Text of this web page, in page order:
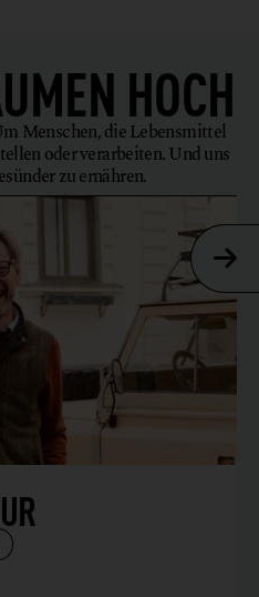
HOCH
Menschen, die Lebensmittel
oder verarbeiten. Und uns
zu ernähren.